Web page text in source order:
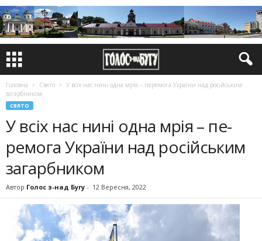
Головна Свято
У всіх нас нині одна мрія – пе­ремога України над російським
загарб­ником
СВЯТО
У всіх нас нині одна мрія – пе­
ремога України над російським
загарб­ником
Автор Голос з-над Бугу - 12 Вересня, 2022